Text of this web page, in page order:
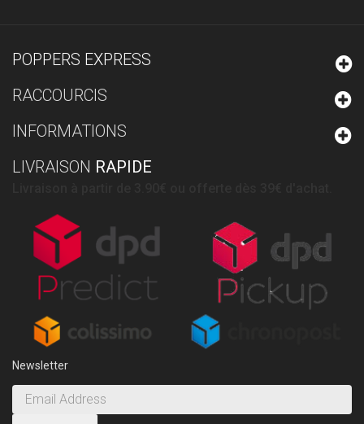
POPPERS EXPRESS
RACCOURCIS
INFORMATIONS
LIVRAISON RAPIDE
Newsletter